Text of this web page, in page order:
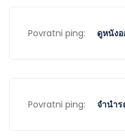
Povratni ping: ดูหนัง
Povratni ping: จำนำร